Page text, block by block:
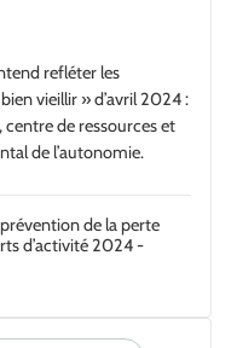
refléter les
vieillir » d’avril 2024 :
de ressources et
de l’autonomie.
de la perte
d’activité 2024 -
dans une nouvelle fenêtre)